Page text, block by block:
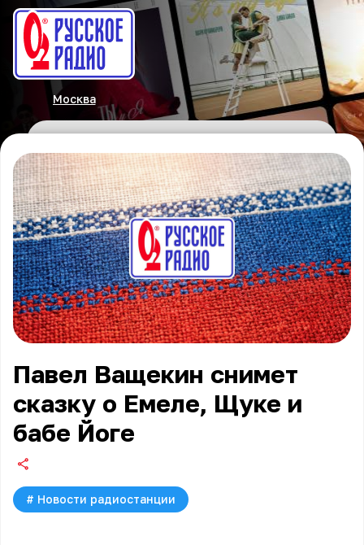
Москва
Павел Ващекин снимет
сказку о Емеле, Щуке и
бабе Йоге
# Новости радиостанции